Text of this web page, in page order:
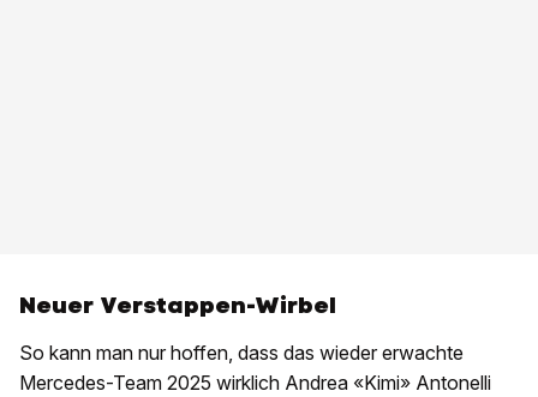
Neuer Verstappen-Wirbel
So kann man nur hoffen, dass das wieder erwachte
Mercedes-Team 2025 wirklich Andrea «Kimi» Antonelli